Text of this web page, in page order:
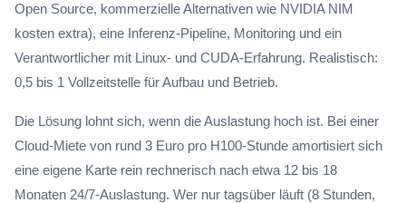
Open Source, kommerzielle Alternativen wie NVIDIA NIM
kosten extra), eine Inferenz-Pipeline, Monitoring und ein
Verantwortlicher mit Linux- und CUDA-Erfahrung. Realistisch:
0,5 bis 1 Vollzeitstelle für Aufbau und Betrieb.
Die Lösung lohnt sich, wenn die Auslastung hoch ist. Bei einer
Cloud-Miete von rund 3 Euro pro H100-Stunde amortisiert sich
eine eigene Karte rein rechnerisch nach etwa 12 bis 18
Monaten 24/7-Auslastung. Wer nur tagsüber läuft (8 Stunden,